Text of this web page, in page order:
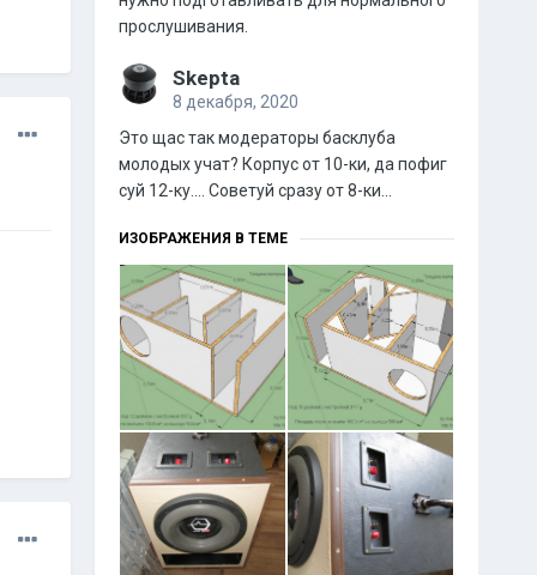
прослушивания.
Skepta
8 декабря, 2020
Это щас так модераторы басклуба
молодых учат? Корпус от 10-ки, да пофиг
суй 12-ку.... Советуй сразу от 8-ки...
ИЗОБРАЖЕНИЯ В ТЕМЕ